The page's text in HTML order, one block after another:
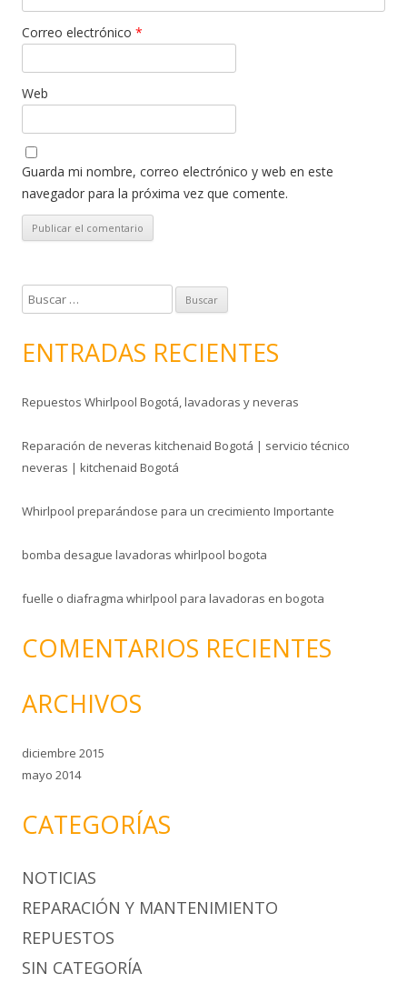
Correo electrónico *
Web
Guarda mi nombre, correo electrónico y web en este
navegador para la próxima vez que comente.
u
c
r
ENTRADAS RECIENTES
Repuestos Whirlpool Bogotá, lavadoras y neveras
Reparación de neveras kitchenaid Bogotá | servicio técnico
neveras | kitchenaid Bogotá
Whirlpool preparándose para un crecimiento Importante
bomba desague lavadoras whirlpool bogota
fuelle o diafragma whirlpool para lavadoras en bogota
COMENTARIOS RECIENTES
ARCHIVOS
diciembre 2015
mayo 2014
CATEGORÍAS
NOTICIAS
REPARACIÓN Y MANTENIMIENTO
REPUESTOS
SIN CATEGORÍA